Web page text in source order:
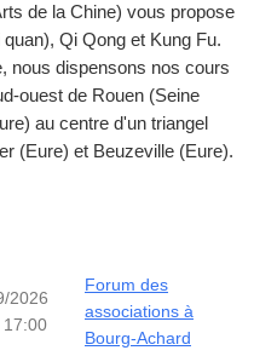
de la Chine) vous propose
Qi Qong et Kung Fu.
nous dispensons nos cours
ouest de Rouen (Seine
au centre d'un triangel
(Eure) et Beuzeville (Eure).
2026
Forum des
associations à
Bourg-Achard